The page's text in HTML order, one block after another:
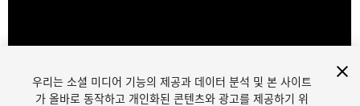
1/2
우리는 소셜 미디어 기능의 제공과 데이터 분석 및 본 사이트
가 올바로 동작하고 개인화된 콘텐츠와 광고를 제공하기 위